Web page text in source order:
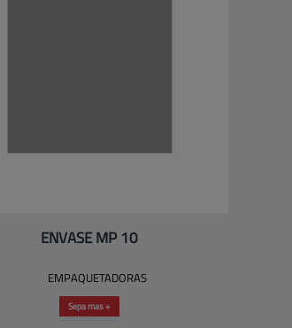
ENVASE MP 10
EMPAQUETADORAS
Sepa mas +